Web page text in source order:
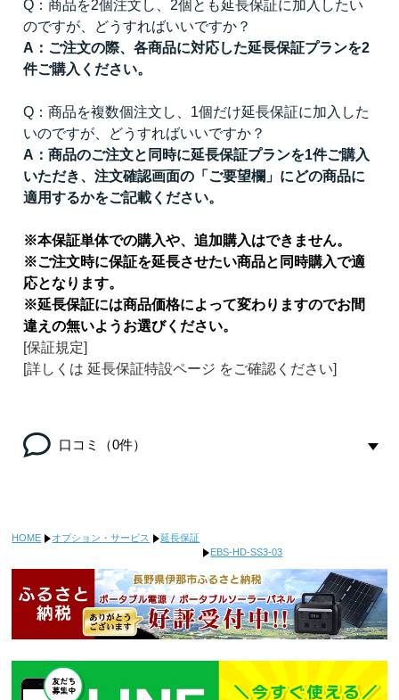
Q：商品を2個注文し、2個とも延長保証に加入したい
のですが、どうすればいいですか？
A：ご注文の際、各商品に対応した延長保証プランを2
件ご購入ください。
Q：商品を複数個注文し、1個だけ延長保証に加入した
いのですが、どうすればいいですか？
A：商品のご注文と同時に延長保証プランを1件ご購入
いただき、注文確認画面の「ご要望欄」にどの商品に
適用するかをご記載ください。
※本保証単体での購入や、追加購入はできません。
※ご注文時に保証を延長させたい商品と同時購入で適
応となります。
※延長保証には商品価格によって変わりますのでお間
違えの無いようお選びください。
[保証規定]
[詳しくは 延長保証特設ページ をご確認ください]
口コミ（0件）
HOME オプション・サービス
延長保証
EBS-HD-SS3-03